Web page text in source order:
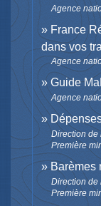
Agence
France
dans vos
Agence
Guide
Agence
Direction de
Première
Barèmes
Direction de
Première